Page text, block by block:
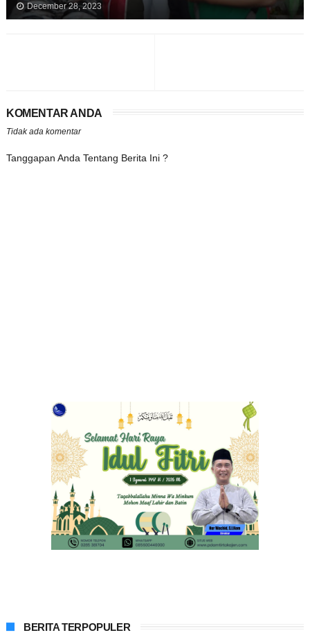
December 28, 2023
KOMENTAR ANDA
Tidak ada komentar
Tanggapan Anda Tentang Berita Ini ?
BERITA TERPOPULER